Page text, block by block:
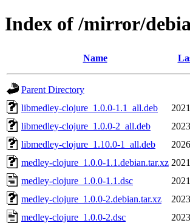
Index of /mirror/
Name
Parent Directory
libmedley-clojure_1.0.0-1.1_all.deb
libmedley-clojure_1.0.0-2_all.deb
libmedley-clojure_1.10.0-1_all.deb
medley-clojure_1.0.0-1.1.debian.tar.xz
medley-clojure_1.0.0-1.1.dsc
medley-clojure_1.0.0-2.debian.tar.xz
medley-clojure_1.0.0-2.dsc